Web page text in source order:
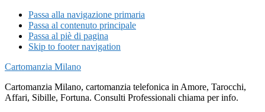
Passa alla navigazione primaria
Passa al contenuto principale
Passa al piè di pagina
Skip to footer navigation
Cartomanzia Milano
Cartomanzia Milano, cartomanzia telefonica in Amore, Tarocchi,
Affari, Sibille, Fortuna. Consulti Professionali chiama per info.